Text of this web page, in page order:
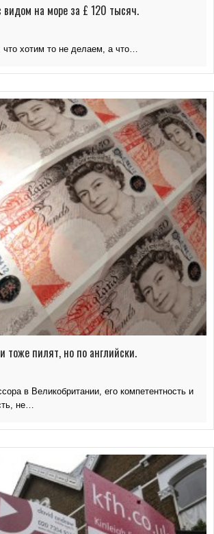
видом на море за £ 120 тысяч.
хотим то не делаем, а что…
тоже пилят, но по английски.
в Великобритании, его компетентность и
не…